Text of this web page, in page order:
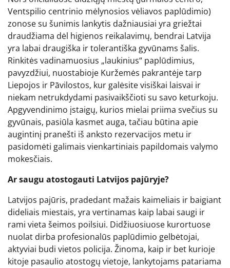
Ventspilio centrinio mėlynosios vėliavos paplūdimio)
zonose su šunimis lankytis dažniausiai yra griežtai
draudžiama dėl higienos reikalavimų, bendrai Latvija
yra labai draugiška ir tolerantiška gyvūnams šalis.
Rinkitės vadinamuosius „laukinius“ paplūdimius,
pavyzdžiui, nuostabioje Kuržemės pakrantėje tarp
Liepojos ir Pāvilostos, kur galėsite visiškai laisvai ir
niekam netrukdydami pasivaikščioti su savo keturkoju.
Apgyvendinimo įstaigų, kurios mielai priima svečius su
gyvūnais, pasiūla kasmet auga, tačiau būtina apie
augintinį pranešti iš anksto rezervacijos metu ir
pasidomėti galimais vienkartiniais papildomais valymo
mokesčiais.
Ar saugu atostogauti Latvijos pajūryje?
Latvijos pajūris, pradedant mažais kaimeliais ir baigiant
dideliais miestais, yra vertinamas kaip labai saugi ir
rami vieta šeimos poilsiui. Didžiuosiuose kurortuose
nuolat dirba profesionalūs paplūdimio gelbėtojai,
aktyviai budi vietos policija. Žinoma, kaip ir bet kurioje
kitoje pasaulio atostogų vietoje, lankytojams patariama